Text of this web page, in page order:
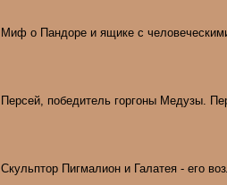
Миф о Пандоре и ящике с
Персей, победитель горгоны Медузы.
Скульптор Пигмалион и Галатея - его